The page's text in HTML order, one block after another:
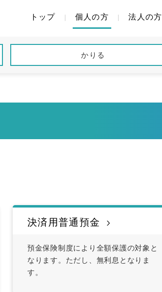
トップ 個人の方 法人の方
かりる
決済用普通預金
預金保険制度により全額保護の対象と
なります。ただし、無利息となりま
す。